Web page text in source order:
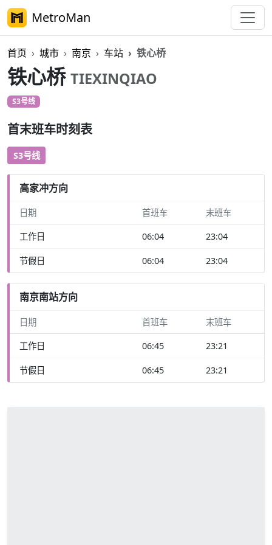
MetroMan
首页 城市 南京 车站 铁心桥
铁心桥 TIEXINQIAO
S3号线
首末班车时刻表
S3号线
高家冲方向
日期 首班车 末班车
工作日 06:04 23:04
节假日 06:04 23:04
南京南站方向
日期 首班车 末班车
工作日 06:45 23:21
节假日 06:45 23:21